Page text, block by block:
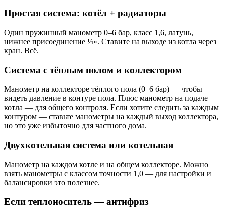
Простая система: котёл + радиаторы
Один пружинный манометр 0–6 бар, класс 1,6, латунь,
нижнее присоединение ¼». Ставите на выходе из котла через
кран. Всё.
Система с тёплым полом и коллектором
Манометр на коллекторе тёплого пола (0–6 бар) — чтобы
видеть давление в контуре пола. Плюс манометр на подаче
котла — для общего контроля. Если хотите следить за каждым
контуром — ставьте манометры на каждый выход коллектора,
но это уже избыточно для частного дома.
Двухкотельная система или котельная
Манометр на каждом котле и на общем коллекторе. Можно
взять манометры с классом точности 1,0 — для настройки и
балансировки это полезнее.
Если теплоноситель — антифриз